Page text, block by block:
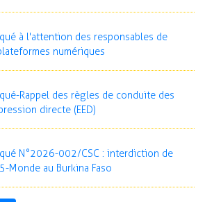
à l'attention des responsables de
numériques
Rappel des règles de conduite des
directe (EED)
N°2026-002/CSC : interdiction de
Monde au Burkina Faso